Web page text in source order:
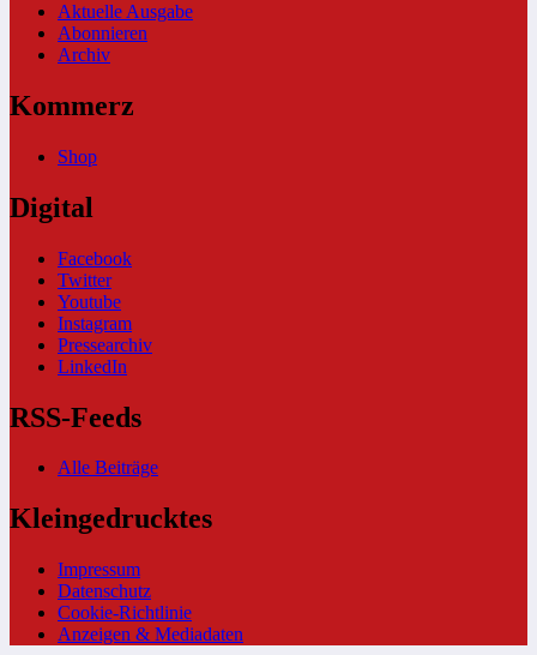
Aktuelle Ausgabe
Abonnieren
Archiv
Kommerz
Shop
Digital
Facebook
Twitter
Youtube
Instagram
Pressearchiv
LinkedIn
RSS-Feeds
Alle Beiträge
Kleingedrucktes
Impressum
Datenschutz
Cookie-Richtlinie
Anzeigen & Mediadaten